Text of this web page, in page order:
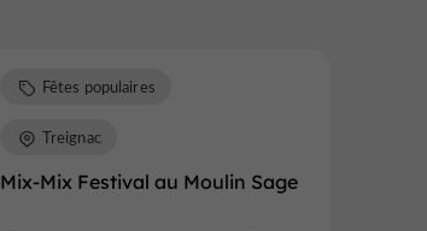
Mix-Mix Festival au Moulin Sage
Fêtes populaires
Treignac